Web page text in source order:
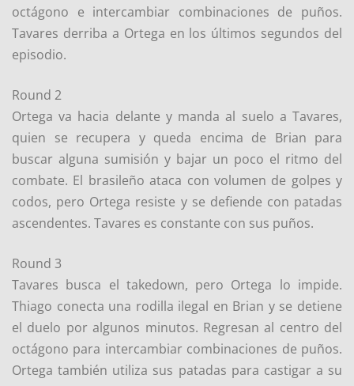
octágono e intercambiar combinaciones de puños.
Tavares derriba a Ortega en los últimos segundos del
episodio.
Round 2
Ortega va hacia delante y manda al suelo a Tavares,
quien se recupera y queda encima de Brian para
buscar alguna sumisión y bajar un poco el ritmo del
combate. El brasileño ataca con volumen de golpes y
codos, pero Ortega resiste y se defiende con patadas
ascendentes. Tavares es constante con sus puños.
Round 3
Tavares busca el takedown, pero Ortega lo impide.
Thiago conecta una rodilla ilegal en Brian y se detiene
el duelo por algunos minutos. Regresan al centro del
octágono para intercambiar combinaciones de puños.
Ortega también utiliza sus patadas para castigar a su